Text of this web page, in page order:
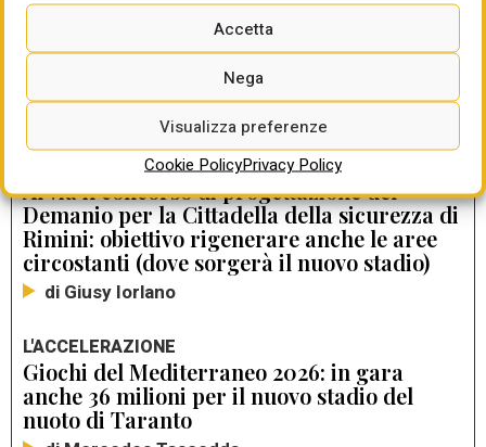
Accetta
Nega
Visualizza preferenze
Cookie PolicyPrivacy Policy
INFRASTRUTTURE URBANE
Firenze, lo stadio Franchi alla SVOLTA per
di Giusy Iorlano
LA COMPETIZIONE IN DUE FASI
Al via il concorso di progettazione del
Demanio per la Cittadella della sicurezza di
Rimini: obiettivo rigenerare anche le aree
circostanti (dove sorgerà il nuovo stadio)
di Giusy Iorlano
L'ACCELERAZIONE
Giochi del Mediterraneo 2026: in gara
anche 36 milioni per il nuovo stadio del
nuoto di Taranto